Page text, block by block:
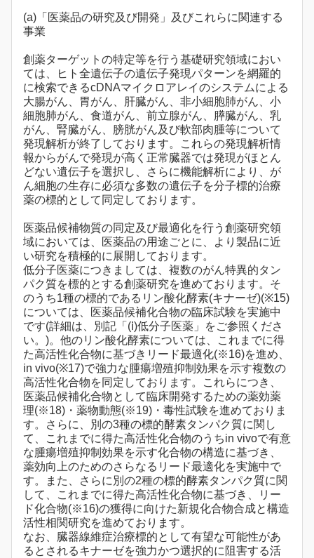
(a)「医薬品の研究及び開発」及びこれらに関連する
事業
創薬ターゲットの特定等を行う基礎研究領域におい
ては、ヒト全遺伝子の遺伝子発現パターンを網羅的
に検索できるcDNAマイクロアレイのシステムによる
大腸がん、胃がん、肝臓がん、非小細胞肺がん、小
細胞肺がん、食道がん、前立腺がん、膵臓がん、乳
がん、腎臓がん、膀胱がん及び軟部肉腫等について
発現解析が終了しております。これらの発現解析情
報からがんで発現が高く正常臓器では発現がほとん
どない遺伝子を選択し、さらに機能解析により、が
ん細胞の生存に必須な多数の遺伝子を分子標的治療
薬の標的として同定しております。
医薬品候補物質の同定及び最適化を行う創薬研究領
域においては、医薬品の用途ごとに、より製品に近
い研究を積極的に展開しております。
低分子医薬につきましては、複数のがん特異的タン
パク質を標的とする創薬研究を進めております。そ
のうち1種の標的であるリン酸化酵素(キナーゼ)(※15)
については、医薬品候補化合物の臨床試験を実施中
です(詳細は、別記「(ⅰ)低分子医薬」をご参照くださ
い。)。他のリン酸化酵素については、これまでに得
た高活性化合物に基づきリード最適化(※16)を進め、
in vivo(※17)で強力な腫瘍増殖抑制効果を示す複数の
高活性化合物を同定しております。これらにつき、
医薬品候補化合物として臨床開発するための薬効薬
理(※18)・薬物動態(※19)・毒性試験を進めておりま
す。さらに、別の3種の標的酵素タンパク質に関し
て、これまでに得た高活性化合物のうちin vivoで有意
な腫瘍増殖抑制効果を示す化合物の構造に基づき、
薬効向上のためのさらなるリード最適化を実施中で
す。また、さらに別の2種の標的酵素タンパク質に関
して、これまでに得た高活性化合物に基づき、リー
ド化合物(※16)の獲得に向けた新規化合物合成と構造
活性相関研究を進めております。
なお、臓器線維症治療標的として有望な可能性があ
るとされるキナーゼを強力かつ選択的に阻害する活